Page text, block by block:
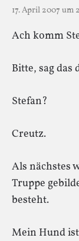
17. April 2007 um
Ach komm
Bitte, sag das
Stefan?
Creutz.
Als nächstes
Truppe
besteht.
Mein Hund